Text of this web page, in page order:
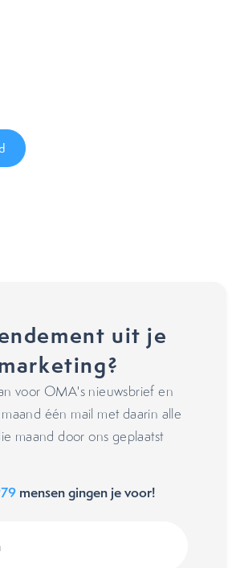
uit je
voor OMA's nieuwsbrief en
één mail met daarin alle
maand door ons geplaatst
mensen gingen je voor!